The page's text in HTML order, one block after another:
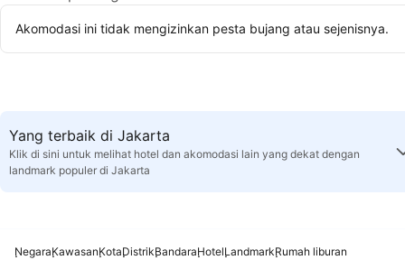
Akomodasi ini tidak mengizinkan pesta bujang atau sejenisnya.
Yang terbaik di Jakarta
Klik di sini untuk melihat hotel dan akomodasi lain yang dekat dengan
landmark populer di Jakarta
NegaraKawasanKotaDistrikBandaraHotelLandmarkRumah liburan